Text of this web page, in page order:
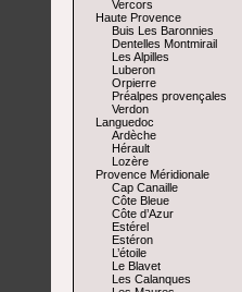
Vercors
Haute Provence
Buis Les Baronnies
Dentelles Montmirail
Les Alpilles
Luberon
Orpierre
Préalpes provençales
Verdon
Languedoc
Ardèche
Hérault
Lozère
Provence Méridionale
Cap Canaille
Côte Bleue
Côte d’Azur
Estérel
Estéron
L’étoile
Le Blavet
Les Calanques